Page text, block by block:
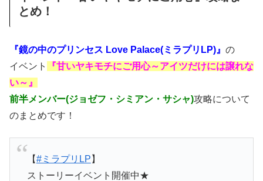
とめ！
『鏡の中のプリンセス Love Palace(ミラプリLP)』 の
イベント
『甘いヤキモチにご用心～アイツだけには譲れな
い～』
前半メンバー(ジョゼフ・シミアン・サシャ)攻略について
のまとめです！
【#ミラプリLP 】
ストーリーイベント開催中★